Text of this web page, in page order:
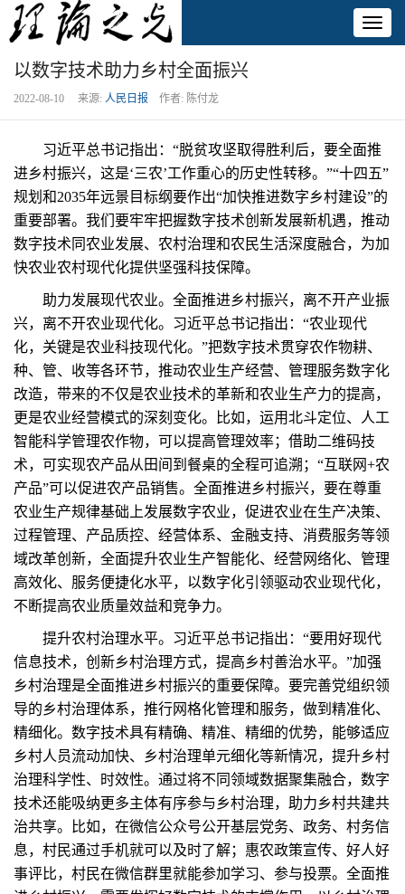
以数字技术助力乡村全面振兴
2022-08-10 来源: 人民日报 作者: 陈付龙
习近平总书记指出：“脱贫攻坚取得胜利后，要全面推
进乡村振兴，这是‘三农’工作重心的历史性转移。”“十四五”
规划和2035年远景目标纲要作出“加快推进数字乡村建设”的
重要部署。我们要牢牢把握数字技术创新发展新机遇，推动
数字技术同农业发展、农村治理和农民生活深度融合，为加
快农业农村现代化提供坚强科技保障。
助力发展现代农业。全面推进乡村振兴，离不开产业振
兴，离不开农业现代化。习近平总书记指出：“农业现代
化，关键是农业科技现代化。”把数字技术贯穿农作物耕、
种、管、收等各环节，推动农业生产经营、管理服务数字化
改造，带来的不仅是农业技术的革新和农业生产力的提高，
更是农业经营模式的深刻变化。比如，运用北斗定位、人工
智能科学管理农作物，可以提高管理效率；借助二维码技
术，可实现农产品从田间到餐桌的全程可追溯；“互联网+农
产品”可以促进农产品销售。全面推进乡村振兴，要在尊重
农业生产规律基础上发展数字农业，促进农业在生产决策、
过程管理、产品质控、经营体系、金融支持、消费服务等领
域改革创新，全面提升农业生产智能化、经营网络化、管理
高效化、服务便捷化水平，以数字化引领驱动农业现代化，
不断提高农业质量效益和竞争力。
提升农村治理水平。习近平总书记指出：“要用好现代
信息技术，创新乡村治理方式，提高乡村善治水平。”加强
乡村治理是全面推进乡村振兴的重要保障。要完善党组织领
导的乡村治理体系，推行网格化管理和服务，做到精准化、
精细化。数字技术具有精确、精准、精细的优势，能够适应
乡村人员流动加快、乡村治理单元细化等新情况，提升乡村
治理科学性、时效性。通过将不同领域数据聚集融合，数字
技术还能吸纳更多主体有序参与乡村治理，助力乡村共建共
治共享。比如，在微信公众号公开基层党务、政务、村务信
息，村民通过手机就可以及时了解；惠农政策宣传、好人好
事评比，村民在微信群里就能参加学习、参与投票。全面推